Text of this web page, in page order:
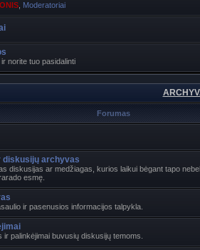
Moderatoriai
norite tuo pasidalinti
Forumas
diskusijų archyvas
diskusijas ar medžiagas, kurios laikui bėgant tapo
esmę.
ir pasenusios informacijos talpykla.
ir palinkėjimai buvusių diskusijų temoms.